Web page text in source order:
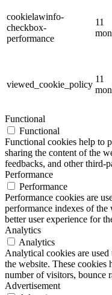
cookielawinfo-
checkbox-
performance
11
viewed_cookie_policy
11
Functional
Functional
Functional cookies help to
sharing the content of the
feedbacks, and other third-
Performance
Performance
Performance cookies are
performance indexes of
better user experience for
Analytics
Analytics
Analytical cookies are
the website. These
number of visitors, bounce
Advertisement